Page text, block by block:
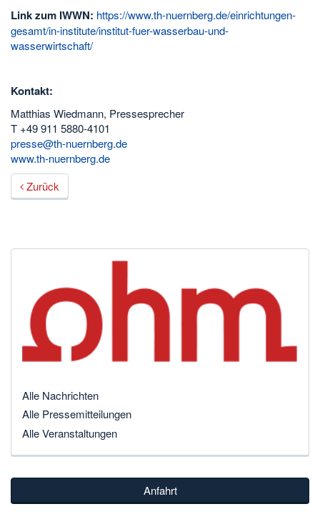
Link zum IWWN: https://www.th-nuernberg.de/einrichtungen-
gesamt/in-institute/institut-fuer-wasserbau-und-
wasserwirtschaft/
Kontakt:
Matthias Wiedmann, Pressesprecher
T +49 911 5880-4101
presse@th-nuernberg.de
www.th-nuernberg.de
Zurück
Alle Nachrichten
Alle Pressemitteilungen
Alle Veranstaltungen
Anfahrt